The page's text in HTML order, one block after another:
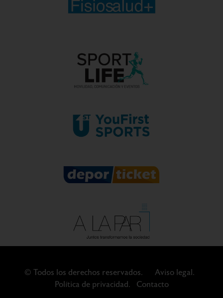
© Todos los derechos reservados.
Aviso legal.
Política de privacidad.
Contacto